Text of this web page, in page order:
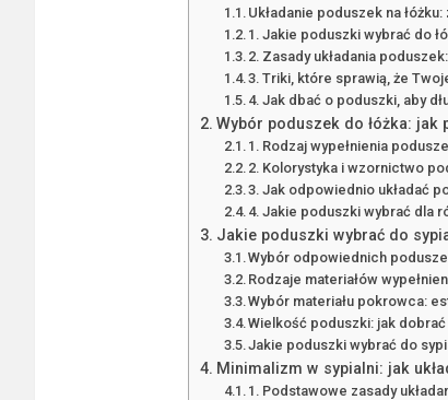
Układanie poduszek na
1. Jakie poduszki wybrać do
2. Zasady układania
3. Triki, które sprawią, że
4. Jak dbać o poduszki, aby
Wybór poduszek do łóżka: jak
1. Rodzaj wypełnienia
2. Kolorystyka i wzornictwo
3. Jak odpowiednio układać
4. Jakie poduszki wybrać dla
Jakie poduszki wybrać do
Wybór odpowiednich
Rodzaje materiałów
Wybór materiału pokrowca:
Wielkość poduszki: jak
Jakie poduszki wybrać do
Minimalizm w sypialni: jak
1. Podstawowe zasady